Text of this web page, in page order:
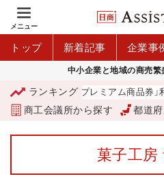
メニュー
トップ 新着記事 企業事
中小企業と地域の商売繁
ランキング
「青森市プレミアム商品券」
商工会議所から探す 都道
菓子工房